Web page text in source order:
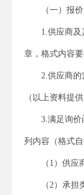
（一）报
1.供应商
章，格式内容要
2.供应商
（以上资料提
3.满足询
列内容（格式自
（1）供应
（2）承担